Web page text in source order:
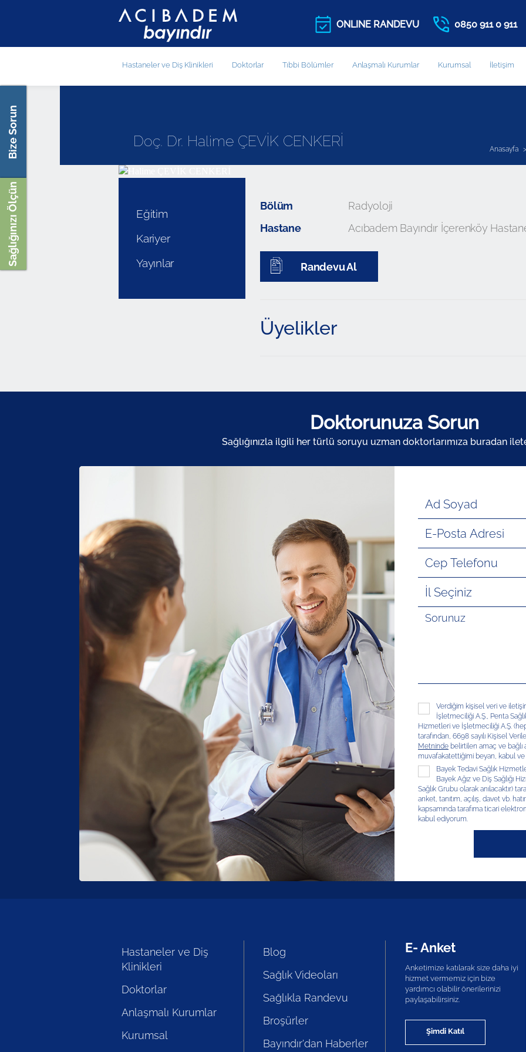
ONLINE RANDEVU 0850 911 0 911
Hastaneler ve Diş Klinikleri Doktorlar Tıbbi Bölümler Anlaşmalı Kurumlar Kurumsal İletişim
Bize Sorun
Sağlığınızı Ölçün
Doç. Dr. Halime ÇEVİK CENKERİ Anasayfa
Eğitim
Kariyer
Yayınlar
Bölüm
Radyoloji
Hastane
Acıbadem Bayındır İçerenköy
Randevu Al
Üyelikler
Doktorunuza Sorun
Sağlığınızla ilgili her türlü soruyu uzman doktorlarımıza buradan
Verdiğim kişisel veri ve
İşletmeciliği A.Ş., Penta
Hizmetleri ve İşletmeciliği A.Ş.
tarafından, 6698 sayılı Kişisel
Metninde belirtilen amaç ve bağlı
muvafakatettiğimi beyan, kabul
Bayek Tedavi Sağlık
Bayek Ağız ve Diş Sağlığı
Sağlık Grubu olarak anılacaktır)
anket, tanıtım, açılış, davet vb.
kapsamında tarafıma ticari
kabul ediyorum.
Hastaneler ve Diş
Klinikleri
Doktorlar
Anlaşmalı Kurumlar
Kurumsal
Blog
Sağlık Videoları
Sağlıkla Randevu
Broşürler
Bayındır'dan Haberler
E- Anket
Anketimize katılarak size daha iyi
hizmet vermemiz için bize
yardımcı olabilir önerilerinizi
paylaşabilirsiniz.
Şimdi Katıl